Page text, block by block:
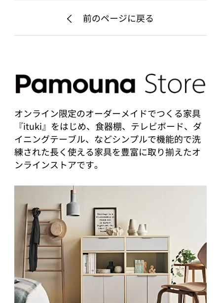
前のページに戻る
オンライン限定のオーダーメイドでつくる家具
『ituki』をはじめ、食器棚、テレビボード、ダ
イニングテーブル、などシンプルで機能的で洗
練された長く使える家具を豊富に取り揃えたオ
ンラインストアです。